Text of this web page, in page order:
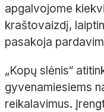
apgalvojome
kraštovaizdį,
pasakoja
„Kopų slėnis“
gyvenamiesiems
reikalavimus.